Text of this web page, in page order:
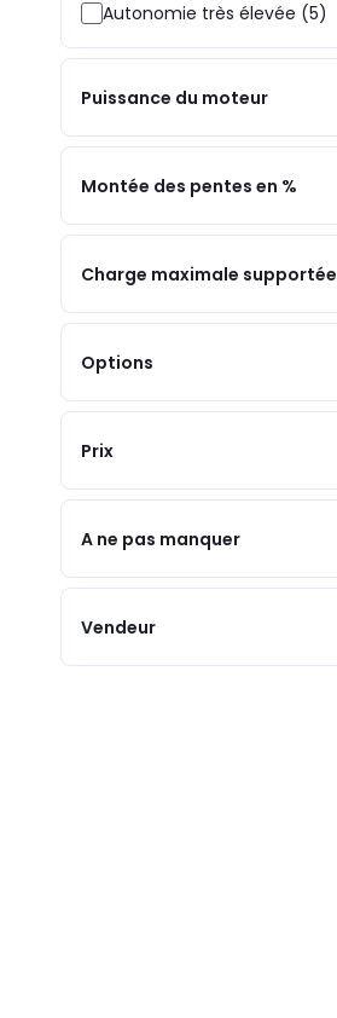
Autonomie très élevée (5)
Puissance du moteur
Montée des pentes en %
Charge maximale supportée
Options
Prix
A ne pas manquer
Vendeur